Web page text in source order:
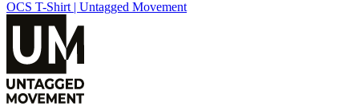
OCS T-Shirt | Untagged Movement